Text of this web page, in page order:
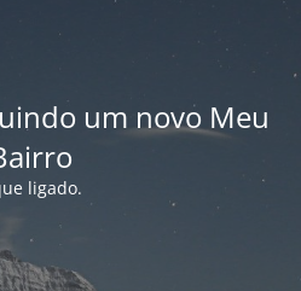
um novo Meu
ligado.